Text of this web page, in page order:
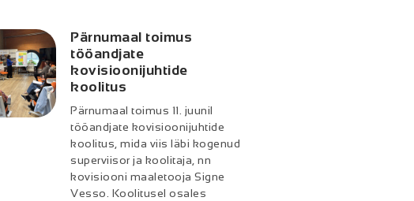
Pärnumaal toimus
tööandjate
kovisioonijuhtide
koolitus
Pärnumaal toimus 11. juunil
tööandjate kovisioonijuhtide
koolitus, mida viis läbi kogenud
superviisor ja koolitaja, nn
kovisiooni maaletooja Signe
Vesso. Koolitusel osales